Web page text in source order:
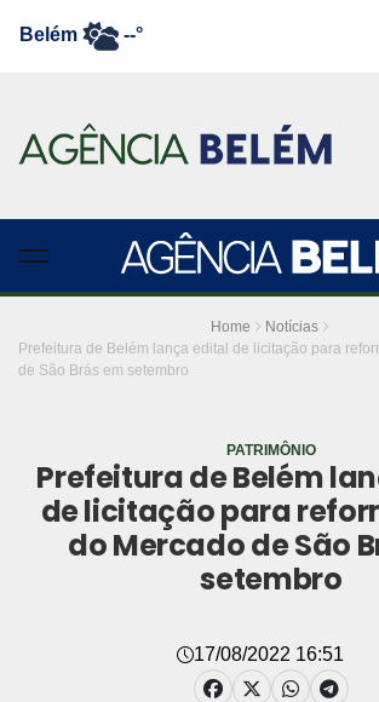
Belém --°
Home
Notícias
Prefeitura de Belém lança edital de licitação para
de São Brás em setembro
PATRIMÔNIO
Prefeitura de Belém
de licitação para
do Mercado de São
setembro
17/08/2022 16:51